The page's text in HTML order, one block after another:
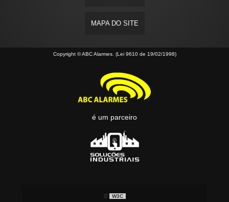
MAPA DO SITE
Copyright © ABC Alarmes. (Lei 9610 de 19/02/1998)
é um parceiro
W3C